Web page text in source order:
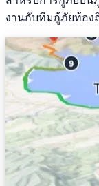
งานกับทีมกู้ภัยท้อง